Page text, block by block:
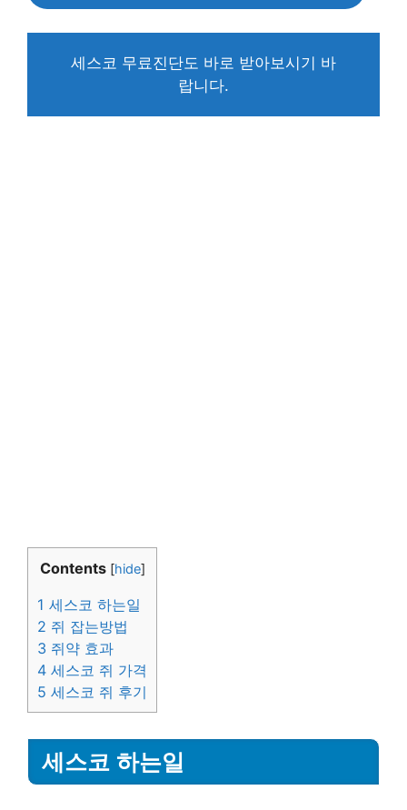
세스코 무료진단도 바로 받아보시기 바
랍니다.
Contents [hide]
1 세스코 하는일
2 쥐 잡는방법
3 쥐약 효과
4 세스코 쥐 가격
5 세스코 쥐 후기
세스코 하는일